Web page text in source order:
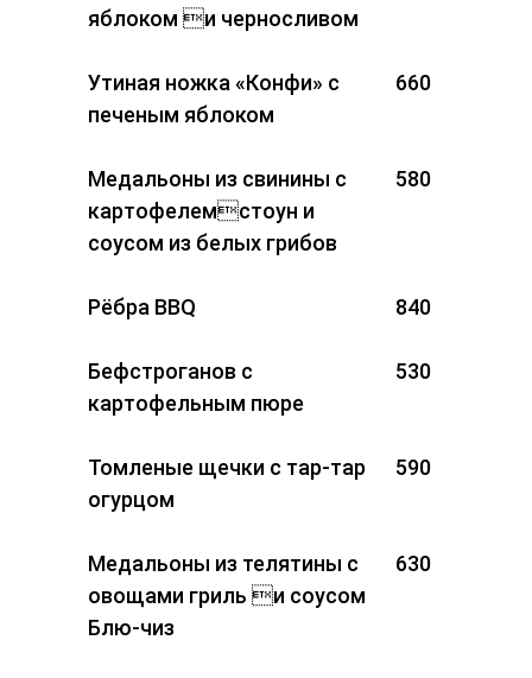
660
580
840
530
590
630
яблоком и черносливом
Утиная ножка «Конфи» с
печеным яблоком
Медальоны из свинины с
картофелемстоун и
соусом из белых грибов
Рёбра BBQ
Бефстроганов с
картофельным пюре
Томленые щечки с тар-тар
огурцом
Медальоны из телятины с
овощами гриль и соусом
Блю-чиз